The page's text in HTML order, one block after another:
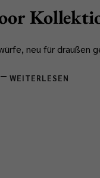
neu für draußen
WEITERLESEN